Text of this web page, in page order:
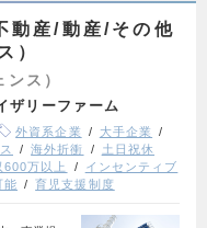
動産/動産/その他
）
ス）
ザリーファーム
外資系企業
大手企業
海外折衝
土日祝休
600万以上
インセンティブ
能 育児支援制度